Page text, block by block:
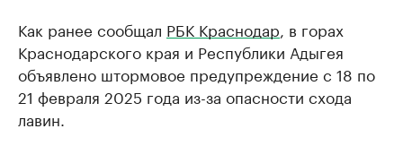
Как ранее сообщал РБК Краснодар , в горах
Краснодарского края и Республики Адыгея
объявлено штормовое предупреждение с 18 по
21 февраля 2025 года из-за опасности схода
лавин.